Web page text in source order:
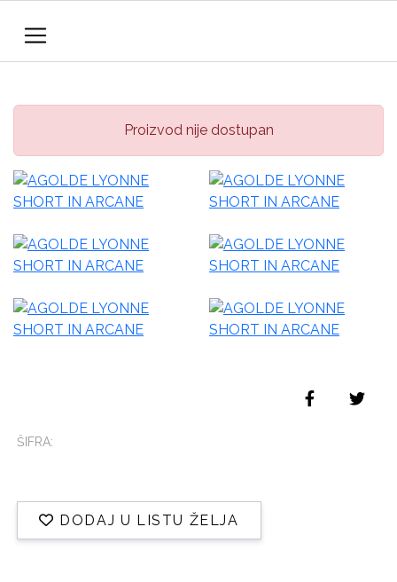
Proizvod nije dostupan
ŠIFRA:
DODAJ U LISTU ŽELJA